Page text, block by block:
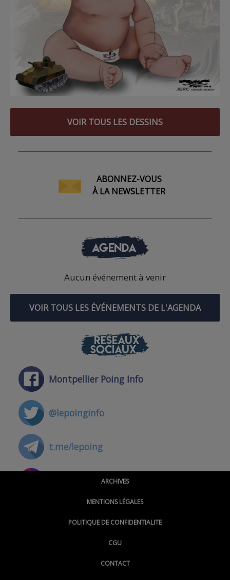
VOIR TOUS LES DESSINS
ABONNEZ-VOUS
À LA NEWSLETTER
AGENDA
Aucun événement à venir
VOIR TOUS LES ÉVÉNEMENTS DE L'AGENDA
RÉSEAUX
SOCIAUX
Montpellier Poing Info
@lepoinginfo
t.me/lepoing
@montpellierpoinginfo
@LePoingMontpellier
ARCHIVES
MENTIONS LÉGALES
POLITIQUE DE CONFIDENTIALITE
CGU
CONTACT